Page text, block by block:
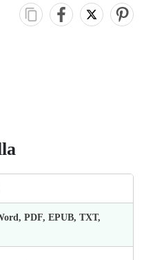
PDF, EPUB, TXT,